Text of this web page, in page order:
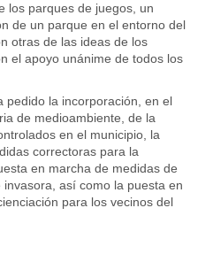
los parques de juegos, un
de un parque en el entorno del
otras de las ideas de los
el apoyo unánime de todos los
pedido la incorporación, en el
de medioambiente, de la
en el municipio, la
correctoras para la
en marcha de medidas de
así como la puesta en
para los vecinos del